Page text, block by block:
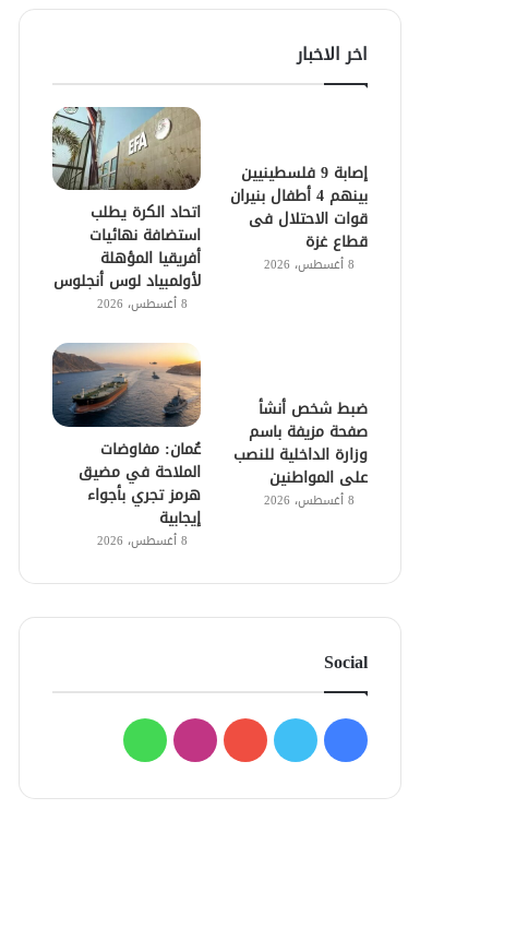
اخر الاخبار
إصابة 9 فلسطينيين
بينهم 4 أطفال بنيران
قوات الاحتلال فى
قطاع غزة
8 أغسطس، 2026
اتحاد الكرة يطلب
استضافة نهائيات
أفريقيا المؤهلة
لأولمبياد لوس أنجلوس
8 أغسطس، 2026
ضبط شخص أنشأ
صفحة مزيفة باسم
وزارة الداخلية للنصب
على المواطنين
8 أغسطس، 2026
عُمان: مفاوضات
الملاحة في مضيق
هرمز تجري بأجواء
إيجابية
8 أغسطس، 2026
Social
فيسبوك
تويتر يوتيوبانستقرامواتساب